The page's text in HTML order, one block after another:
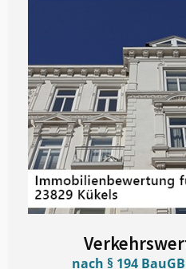
nach § 194